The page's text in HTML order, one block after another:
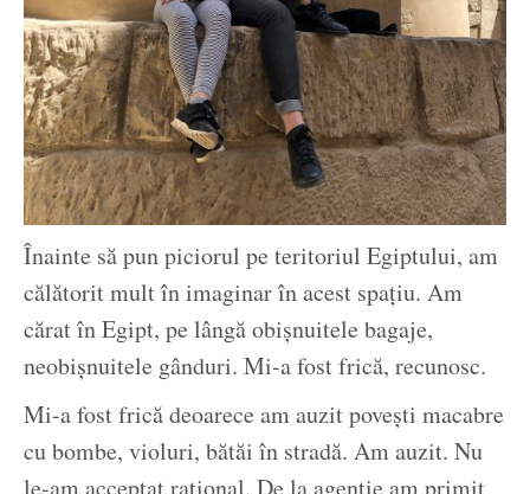
Înainte să pun piciorul pe teritoriul Egiptului, am
călătorit mult în imaginar în acest spațiu. Am
cărat în Egipt, pe lângă obișnuitele bagaje,
neobișnuitele gânduri. Mi-a fost frică, recunosc.
Mi-a fost frică deoarece am auzit povești macabre
cu bombe, violuri, bătăi în stradă. Am auzit. Nu
le-am acceptat rațional. De la agenție am primit